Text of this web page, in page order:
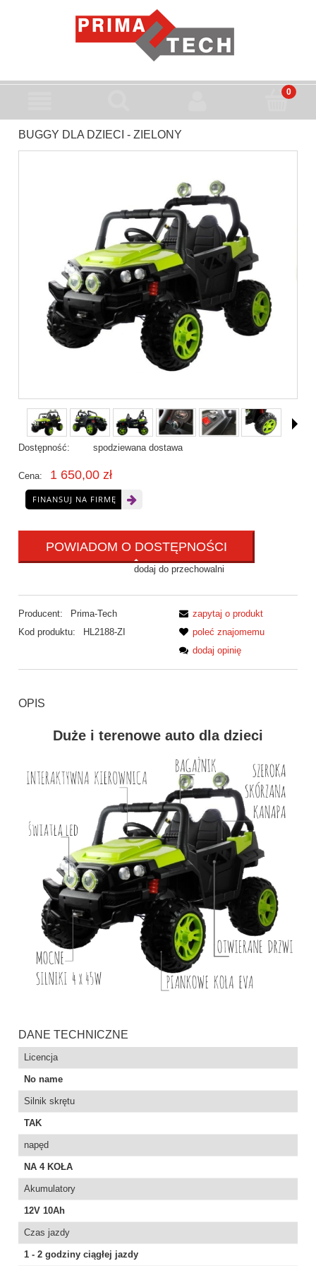
BUGGY DLA DZIECI - ZIELONY
Dostępność: spodziewana dostawa
Cena: 1 650,00 zł
FINANSUJ NA FIRMĘ
POWIADOM O DOSTĘPNOŚCI
dodaj do przechowalni
Producent:
Prima-Tech
Kod produktu:
HL2188-ZI
zapytaj o produkt
poleć znajomemu
dodaj opinię
OPIS
Duże i terenowe auto dla dzieci
DANE TECHNICZNE
Licencja
No name
Silnik skrętu
TAK
napęd
NA 4 KOŁA
Akumulatory
12V 10Ah
Czas jazdy
1 - 2 godziny ciągłej jazdy